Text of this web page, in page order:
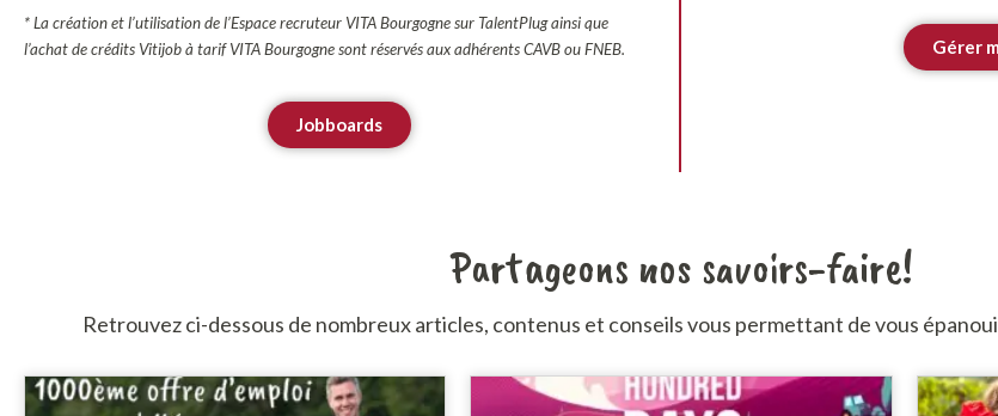
* La création et l’utilisation de l’Espace recruteur VITA Bourgogne sur TalentPlug ainsi que
l’achat de crédits Vitijob à tarif VITA Bourgogne sont réservés aux adhérents CAVB ou FNEB.
Jobboards
Gérer
Partageons nos savoirs-faire!
Retrouvez ci-dessous de nombreux articles, contenus et conseils vous permettant de vous